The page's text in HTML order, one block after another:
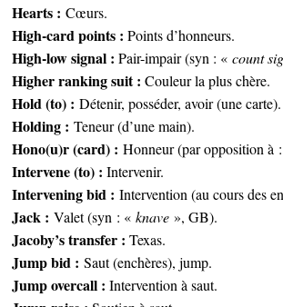
Hearts :Cœurs.
High-card points : Points d’honneurs.
High-low signal : Pair-impair (syn : «count
Higher ranking suit : Couleur la plus chère.
Hold (to) :Détenir, posséder, avoir (une carte).
Holding :Teneur (d’une main).
Hono(u)r (card) :Honneur (par opposition à
Intervene (to) : Intervenir.
Intervening bid :Intervention (au cours des
Jack :Valet (syn : «knave », GB).
Jacoby’s transfer : Texas.
Jump bid :Saut (enchères), jump.
Jump overcall : Intervention à saut.